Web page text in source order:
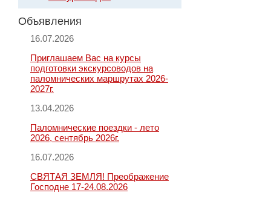
Объявления
16.07.2026
Приглашаем Вас на курсы
подготовки экскурсоводов на
паломнических маршрутах 2026-
2027г.
13.04.2026
Паломнические поездки - лето
2026, сентябрь 2026г.
16.07.2026
СВЯТАЯ ЗЕМЛЯ! Преображение
Господне 17-24.08.2026